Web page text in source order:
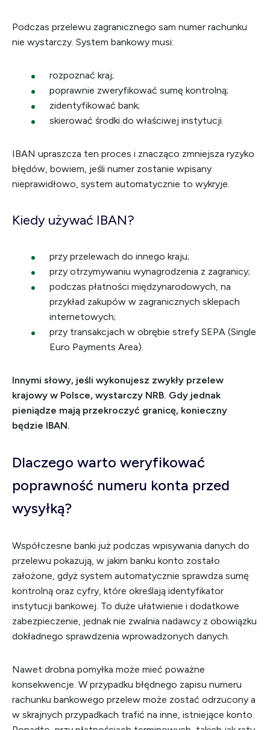
Podczas przelewu zagranicznego sam numer rachunku
nie wystarczy. System bankowy musi:
rozpoznać kraj;
poprawnie zweryfikować sumę kontrolną;
zidentyfikować bank;
skierować środki do właściwej instytucji.
IBAN upraszcza ten proces i znacząco zmniejsza ryzyko
błędów, bowiem, jeśli numer zostanie wpisany
nieprawidłowo, system automatycznie to wykryje.
Kiedy używać IBAN?
przy przelewach do innego kraju;
przy otrzymywaniu wynagrodzenia z zagranicy;
podczas płatności międzynarodowych, na
przykład zakupów w zagranicznych sklepach
internetowych;
przy transakcjach w obrębie strefy SEPA (Single
Euro Payments Area).
Innymi słowy, jeśli wykonujesz zwykły przelew
krajowy w Polsce, wystarczy NRB. Gdy jednak
pieniądze mają przekroczyć granicę, konieczny
będzie IBAN.
Dlaczego warto weryfikować
poprawność numeru konta przed
wysyłką?
Współczesne banki już podczas wpisywania danych do
przelewu pokazują, w jakim banku konto zostało
założone, gdyż system automatycznie sprawdza sumę
kontrolną oraz cyfry, które określają identyfikator
instytucji bankowej. To duże ułatwienie i dodatkowe
zabezpieczenie, jednak nie zwalnia nadawcy z obowiązku
dokładnego sprawdzenia wprowadzonych danych.
Nawet drobna pomyłka może mieć poważne
konsekwencje. W przypadku błędnego zapisu numeru
rachunku bankowego przelew może zostać odrzucony a
w skrajnych przypadkach trafić na inne, istniejące konto.